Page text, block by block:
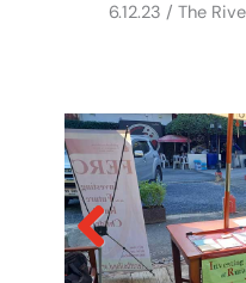
6.12.23 / The
Previ